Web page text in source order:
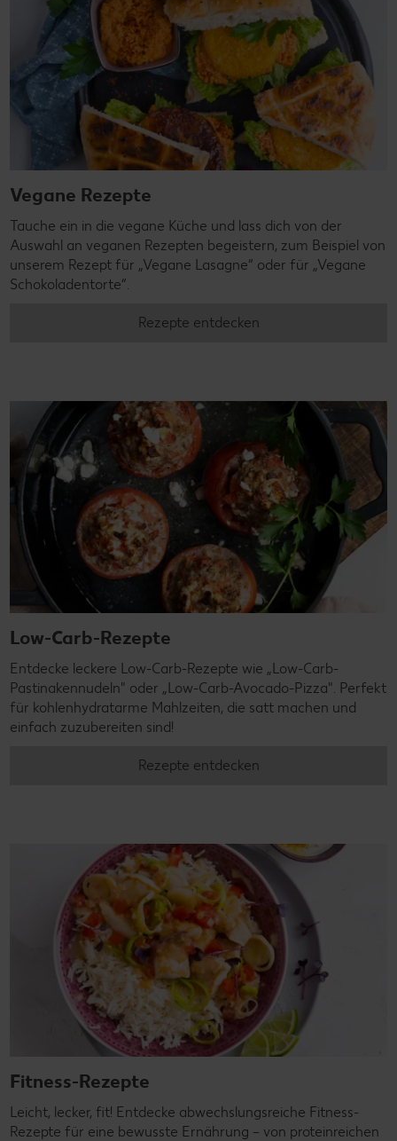
Vegane Rezepte
Tauche ein in die vegane Küche und lass dich von der
Auswahl an veganen Rezepten begeistern, zum Beispiel von
unserem Rezept für „Vegane Lasagne“ oder für „Vegane
Schokoladentorte“.
Rezepte entdecken
Low-Carb-Rezepte
Entdecke leckere Low-Carb-Rezepte wie „Low-Carb-
Pastinakennudeln" oder „Low-Carb-Avocado-Pizza". Perfekt
für kohlenhydratarme Mahlzeiten, die satt machen und
einfach zuzubereiten sind!
Rezepte entdecken
Fitness-Rezepte
Leicht, lecker, fit! Entdecke abwechslungsreiche Fitness-
Rezepte für eine bewusste Ernährung – von proteinreichen